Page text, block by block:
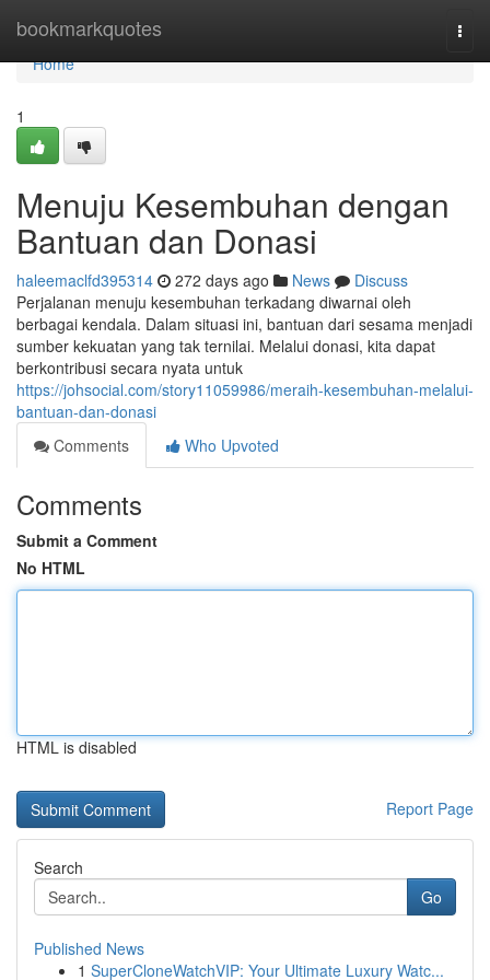
bookmarkquotes
Home
Home
1
Menuju Kesembuhan dengan
Bantuan dan Donasi
haleemaclfd395314 272 days ago News
Discuss
Perjalanan menuju kesembuhan terkadang diwarnai oleh
berbagai kendala. Dalam situasi ini, bantuan dari sesama menjadi
sumber kekuatan yang tak ternilai. Melalui donasi, kita dapat
berkontribusi secara nyata untuk
https://johsocial.com/story11059986/meraih-kesembuhan-melalui-
bantuan-dan-donasi
Comments
Who Upvoted
Comments
Submit a Comment
No HTML
HTML is disabled
Report Page
Search
Go
Published News
1 SuperCloneWatchVIP: Your Ultimate Luxury Watc...